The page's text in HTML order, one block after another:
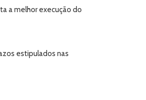
a melhor execução do
estipulados nas